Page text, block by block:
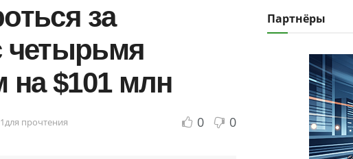
за
четырьмя
на $101 млн
прочтения 0 0
Партнёры